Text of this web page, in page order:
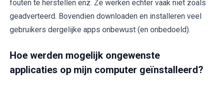
fouten te herstellen enz. Ze werken echter vaak niet zoals
geadverteerd. Bovendien downloaden en installeren veel
gebruikers dergelijke apps onbewust (en onbedoeld).
Hoe werden mogelijk ongewenste
applicaties op mijn computer geïnstalleerd?